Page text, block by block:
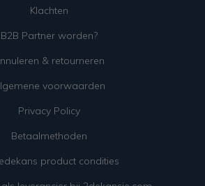
Klachten
B2B Partner worden?
& retourneren
voorwaarden
Privacy Policy
Betaalmethoden
product condities